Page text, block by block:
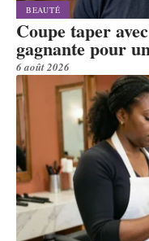
BEAUTÉ
Coupe taper
gagnante pour
6 août 2026